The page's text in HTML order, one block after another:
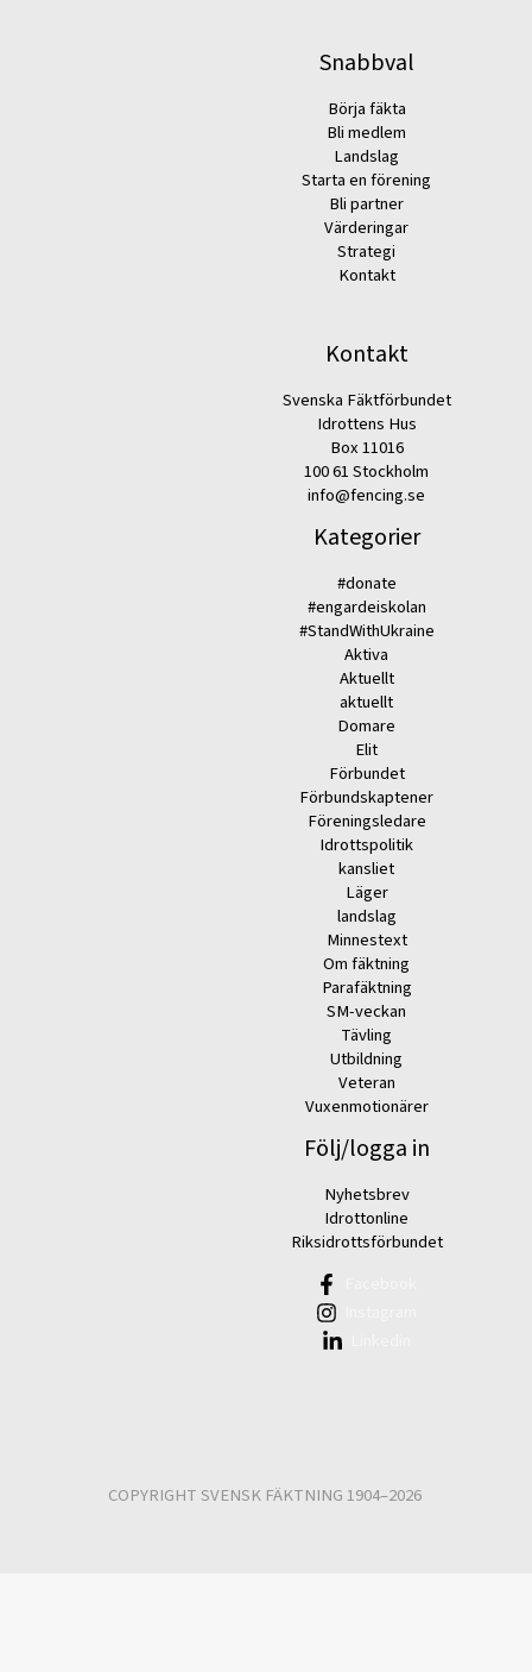
Snabbval
Börja fäkta
Bli medlem
Landslag
Starta en förening
Bli partner
Värderingar
Strategi
Kontakt
Kontakt
Svenska Fäktförbundet
Idrottens Hus
Box 11016
100 61 Stockholm
info@fencing.se
Kategorier
#donate
#engardeiskolan
#StandWithUkraine
Aktiva
Aktuellt
aktuellt
Domare
Elit
Förbundet
Förbundskaptener
Föreningsledare
Idrottspolitik
kansliet
Läger
landslag
Minnestext
Om fäktning
Parafäktning
SM-veckan
Tävling
Utbildning
Veteran
Vuxenmotionärer
Följ/logga in
Nyhetsbrev
Idrottonline
Riksidrottsförbundet
COPYRIGHT SVENSK FÄKTNING 1904–2026